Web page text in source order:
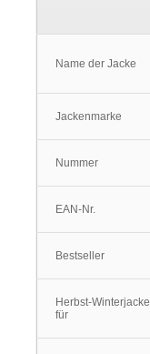
Name der Jacke
Jackenmarke
Nummer
EAN-Nr.
Bestseller
Herbst-Winterjacke
für